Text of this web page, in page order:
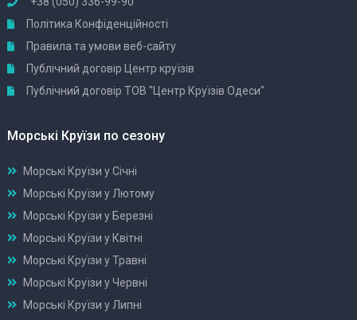
Політика Конфіденційності
Правила та умови веб-сайту
Публічний договір Центр круїзів
Публічний договір ТОВ "Центр Круїзів Одеси"
Морські Круїзи по сезону
Морські Круїзи у Січні
Морські Круїзи у Лютому
Морські Круїзи у Березні
Морські Круїзи у Квітні
Морські Круїзи у Травні
Морські Круїзи у Червні
Морські Круїзи у Липні